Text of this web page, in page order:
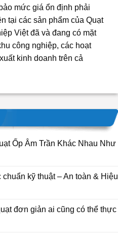
mức giá ổn định phải
tại các sản phẩm của Quạt
Việt đã và đang có mặt
công nghiệp, các hoạt
kinh doanh trên cả
Ốp Âm Trần Khác Nhau Như
kỹ thuật – An toàn & Hiệu
đơn giản ai cũng có thể thực